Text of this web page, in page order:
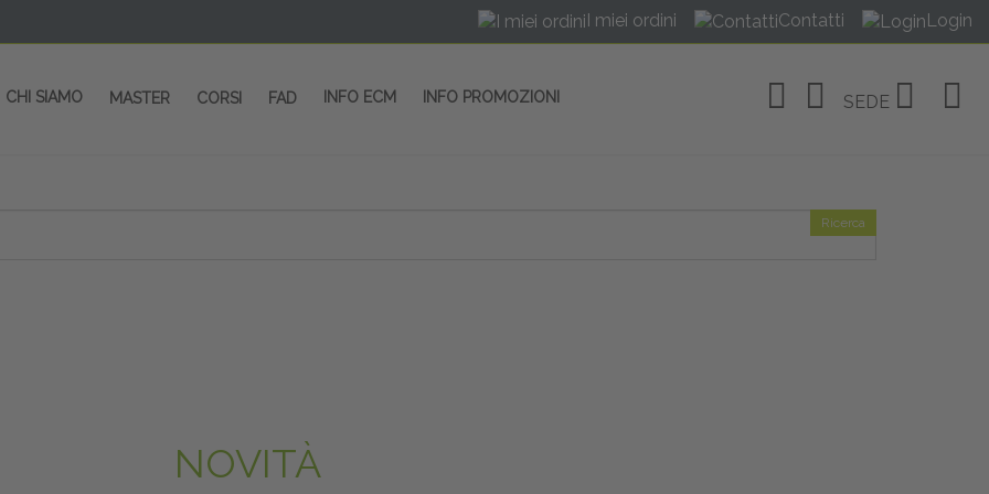
I miei ordini Contatti Login
CHI SIAMO MASTER CORSI FAD INFO ECM INFO PROMOZIONI SEDE
Ricerca
NOVITÀ